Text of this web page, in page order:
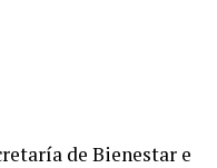
de Bienestar e